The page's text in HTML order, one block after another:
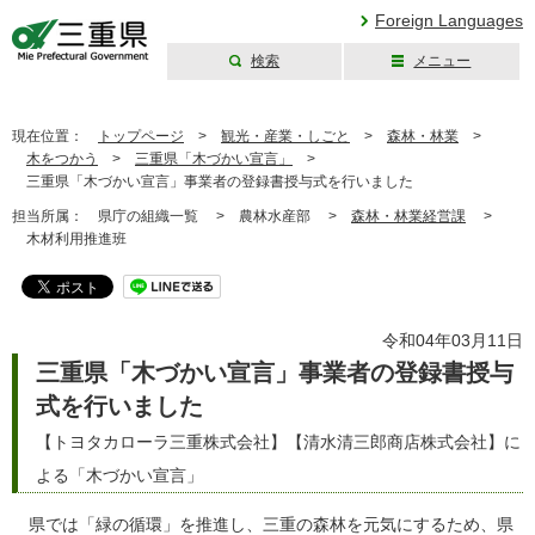
Foreign Languages
検索 メニュー
現在位置： トップページ > 観光・産業・しごと > 森林・林業 >
木をつかう
> 三重県「木づかい宣言」
>
三重県「木づかい宣言」事業者の登録書授与式を行いました
担当所属： 県庁の組織一覧 > 農林水産部 > 森林・林業経営課 >
木材利用推進班
令和04年03月11日
三重県「木づかい宣言」事業者の登録書授与
式を行いました
【トヨタカローラ三重株式会社】【清水清三郎商店株式会社】に
よる「木づかい宣言」
県では「緑の循環」を推進し、三重の森林を元気にするため、県